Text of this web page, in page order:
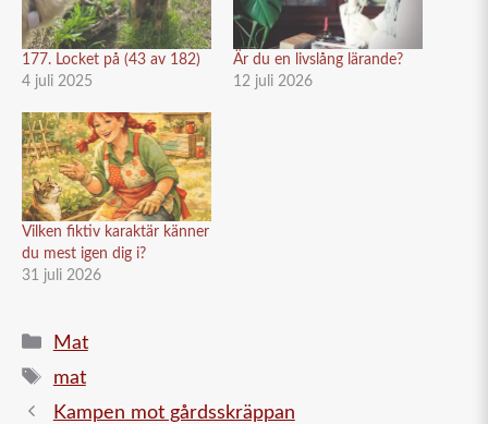
177. Locket på (43 av 182)
4 juli 2025
Är du en livslång lärande?
12 juli 2026
Vilken fiktiv karaktär känner
du mest igen dig i?
31 juli 2026
Kategorier
Mat
Etiketter
mat
Kampen mot gårdsskräppan